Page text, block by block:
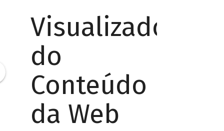
Visualizador
do
Conteúdo
da Web